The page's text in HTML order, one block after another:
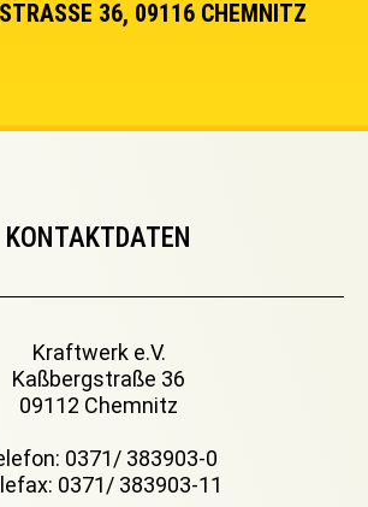
36, 09116 CHEMNITZ
KONTAKTDATEN
Kraftwerk e.V.
Kaßbergstraße 36
09112 Chemnitz
0371/ 383903-0
0371/ 383903-11